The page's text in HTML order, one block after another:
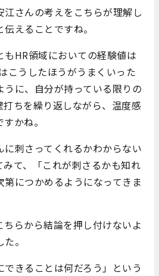
江さんの考えをこちらが理解し
えることですね。
HR領域においての経験値は
こうしたほうがうまくいった
に、自分が持っている限りの
ちを繰り返しながら、温度感
かね。
刺さってくれるかわからない
て、「これが刺さるかも知れ
につかめるようになってきま
らから結論を押し付けないよ
。
きることは何だろう」という